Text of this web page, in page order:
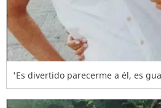
'Es divertido parecerme a él, es